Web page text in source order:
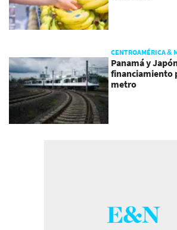
CENTROAMÉRICA &
Panamá y
financiamiento
metro